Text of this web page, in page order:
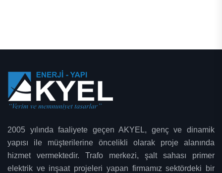
2005 yılında faaliyete geçen AKYEL, genç ve dinamik
yapısı ile müşterilerine öncelikli olarak proje alanında
hizmet vermektedir. Trafo merkezi, şalt sahası primer
elektrik ve inşaat projeleri yapan firmamız sektördeki bir